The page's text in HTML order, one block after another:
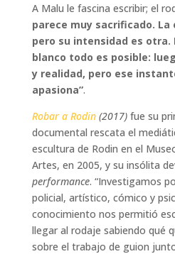
A Malu le fascina escribir; el
parece muy sacrificado.
pero su intensidad es otra.
blanco todo es posible:
y realidad, pero ese
apasiona”.
Robar a Rodin(2017)fue su
documental rescata el
escultura de Rodin en el
Artes, en 2005, y su insólita
performance. “Investigamos
policial, artístico, cómico y
conocimiento nos permitió
llegar al rodaje sabiendo qué
sobre el trabajo de guion